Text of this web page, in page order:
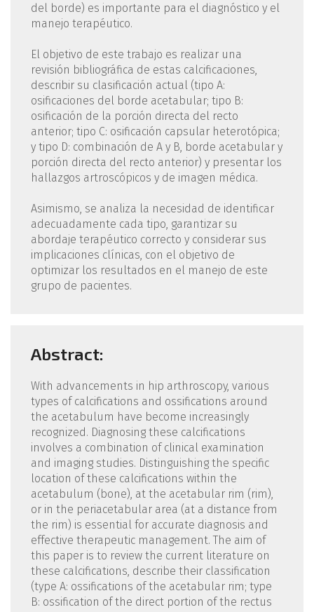
del borde) es importante para el diagnóstico y el
manejo terapéutico.
El objetivo de este trabajo es realizar una
revisión bibliográfica de estas calcificaciones,
describir su clasificación actual (tipo A:
osificaciones del borde acetabular; tipo B:
osificación de la porción directa del recto
anterior; tipo C: osificación capsular heterotópica;
y tipo D: combinación de A y B, borde acetabular y
porción directa del recto anterior) y presentar los
hallazgos artroscópicos y de imagen médica.
Asimismo, se analiza la necesidad de identificar
adecuadamente cada tipo, garantizar su
abordaje terapéutico correcto y considerar sus
implicaciones clínicas, con el objetivo de
optimizar los resultados en el manejo de este
grupo de pacientes.
Abstract:
With advancements in hip arthroscopy, various
types of calcifications and ossifications around
the acetabulum have become increasingly
recognized. Diagnosing these calcifications
involves a combination of clinical examination
and imaging studies. Distinguishing the specific
location of these calcifications within the
acetabulum (bone), at the acetabular rim (rim),
or in the periacetabular area (at a distance from
the rim) is essential for accurate diagnosis and
effective therapeutic management. The aim of
this paper is to review the current literature on
these calcifications, describe their classification
(type A: ossifications of the acetabular rim; type
B: ossification of the direct portion of the rectus